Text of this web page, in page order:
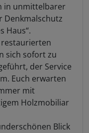
in unmittelbarer
Denkmalschutz
Haus“.
sich sofort zu
der Service
Euch erwarten
mit
Holzmobiliar
Blick